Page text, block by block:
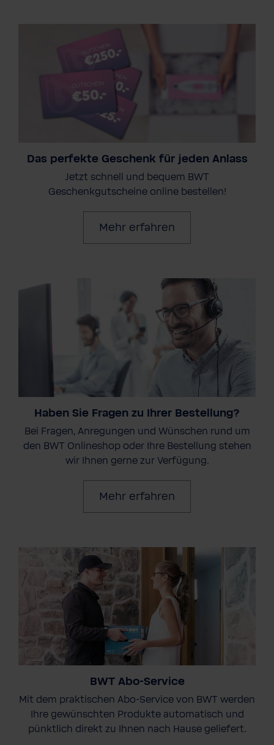
Das perfekte Geschenk für jeden Anlass
Jetzt schnell und bequem BWT
Geschenkgutscheine online bestellen!
Mehr erfahren
Haben Sie Fragen zu Ihrer Bestellung?
Bei Fragen, Anregungen und Wünschen rund um
den BWT Onlineshop oder Ihre Bestellung stehen
wir Ihnen gerne zur Verfügung.
Mehr erfahren
BWT Abo-Service
Mit dem praktischen Abo-Service von BWT werden
Ihre gewünschten Produkte automatisch und
pünktlich direkt zu Ihnen nach Hause geliefert.